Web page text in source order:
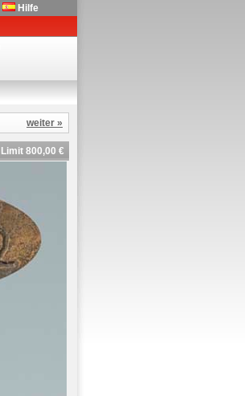
Hilfe
weiter »
Limit 800,00 €